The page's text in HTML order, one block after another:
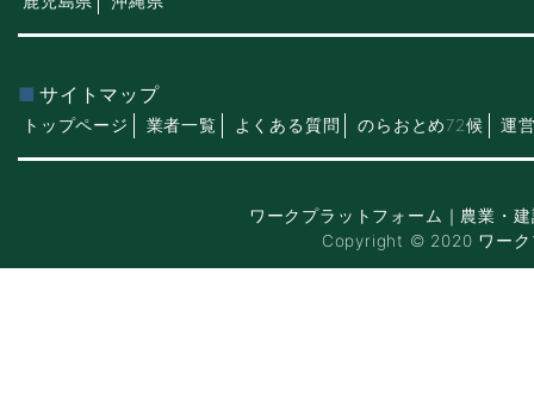
サイトマップ
トップページ 業者一覧 よくある質問 のらおとめ72候 運
ワークプラットフォーム｜農業・
Copyright © 2020 ワーク